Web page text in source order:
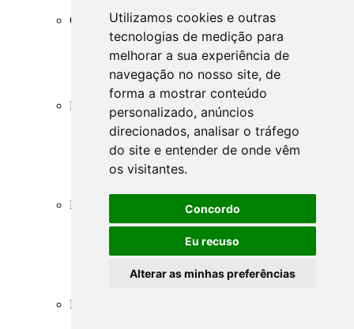
Utilizamos cookies e outras
tecnologias de medição para
melhorar a sua experiência de
navegação no nosso site, de
forma a mostrar conteúdo
personalizado, anúncios
direcionados, analisar o tráfego
do site e entender de onde vêm
os visitantes.
Concordo
Eu recuso
Alterar as minhas preferências
Códigos
CC - Código Civil
CPC - Código de Processo Civil
CTN - Código Tributário Nacional
CP - Código Penal
Outros Códigos e CLT
Leis, Decretos e Medidas Provisórias
Busca de Leis e Decretos
LC - Leis Complementares
LO - Leis Ordinárias
MP - Medidas Provisórias
D - Decretos
Leis Especiais
SFN - Sistema Financeiro Nacional
ICMS - CONFAZ/SINIEF
Trabalho e Emprego
Regulamentos